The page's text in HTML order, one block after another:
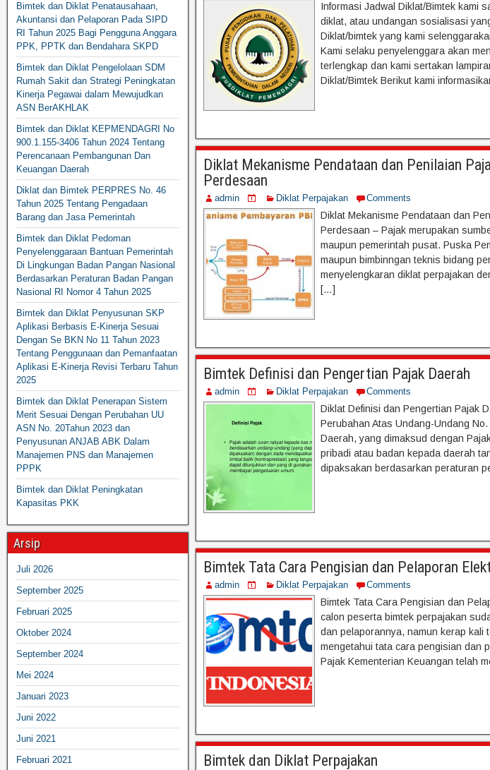
Informasi Jadwal Diklat/Bimtek kami
diklat, atau undangan sosialisasi
Diklat/bimtek yang kami
Kami selaku penyelenggara akan
terlengkap dan kami sertakan
Diklat/Bimtek Berikut kami
Diklat Mekanisme Pendataan dan Penilaian
Perdesaan
admin Diklat Perpajakan Comments
Diklat Mekanisme Pendataan dan
Perdesaan – Pajak merupakan
maupun pemerintah pusat. Puska
maupun bimbinngan teknis bidang
menyelengkaran diklat perpajakan
[…]
Bimtek Definisi dan Pengertian Pajak Daerah
admin Diklat Perpajakan Comments
Diklat Definisi dan Pengertian Pajak
Perubahan Atas Undang-Undang
Daerah, yang dimaksud dengan
pribadi atau badan kepada daerah
dipaksakan berdasarkan peraturan
Bimtek Tata Cara Pengisian dan Pelaporan
admin Diklat Perpajakan Comments
Bimtek Tata Cara Pengisian dan
calon peserta bimtek perpajakan
dan pelaporannya, namun kerap kali
mengetahui tata cara pengisian dan
Pajak Kementerian Keuangan telah
Bimtek dan Diklat Perpajakan
Bimtek dan Diklat Penatausahaan,
Akuntansi dan Pelaporan Pada SIPD
RI Tahun 2025 Bagi Pengguna Anggara
PPK, PPTK dan Bendahara SKPD
Bimtek dan Diklat Pengelolaan SDM
Rumah Sakit dan Strategi Peningkatan
Kinerja Pegawai dalam Mewujudkan
ASN BerAKHLAK
Bimtek dan Diklat KEPMENDAGRI No
900.1.155-3406 Tahun 2024 Tentang
Perencanaan Pembangunan Dan
Keuangan Daerah
Diklat dan Bimtek PERPRES No. 46
Tahun 2025 Tentang Pengadaan
Barang dan Jasa Pemerintah
Bimtek dan Diklat Pedoman
Penyelenggaraan Bantuan Pemerintah
Di Lingkungan Badan Pangan Nasional
Berdasarkan Peraturan Badan Pangan
Nasional RI Nomor 4 Tahun 2025
Bimtek dan Diklat Penyusunan SKP
Aplikasi Berbasis E-Kinerja Sesuai
Dengan Se BKN No 11 Tahun 2023
Tentang Penggunaan dan Pemanfaatan
Aplikasi E-Kinerja Revisi Terbaru Tahun
2025
Bimtek dan Diklat Penerapan Sistem
Merit Sesuai Dengan Perubahan UU
ASN No. 20Tahun 2023 dan
Penyusunan ANJAB ABK Dalam
Manajemen PNS dan Manajemen
PPPK
Bimtek dan Diklat Peningkatan
Kapasitas PKK
Arsip
Juli 2026
September 2025
Februari 2025
Oktober 2024
September 2024
Mei 2024
Januari 2023
Juni 2022
Juni 2021
Februari 2021